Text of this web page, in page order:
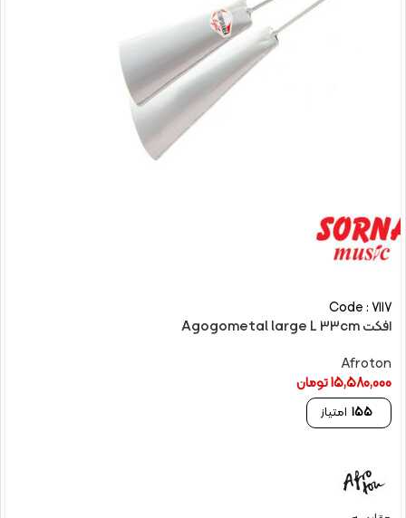
Code : 7117
افکت Agogometal large L 33cm
Afroton
15,580,000تومان
155 امتیاز